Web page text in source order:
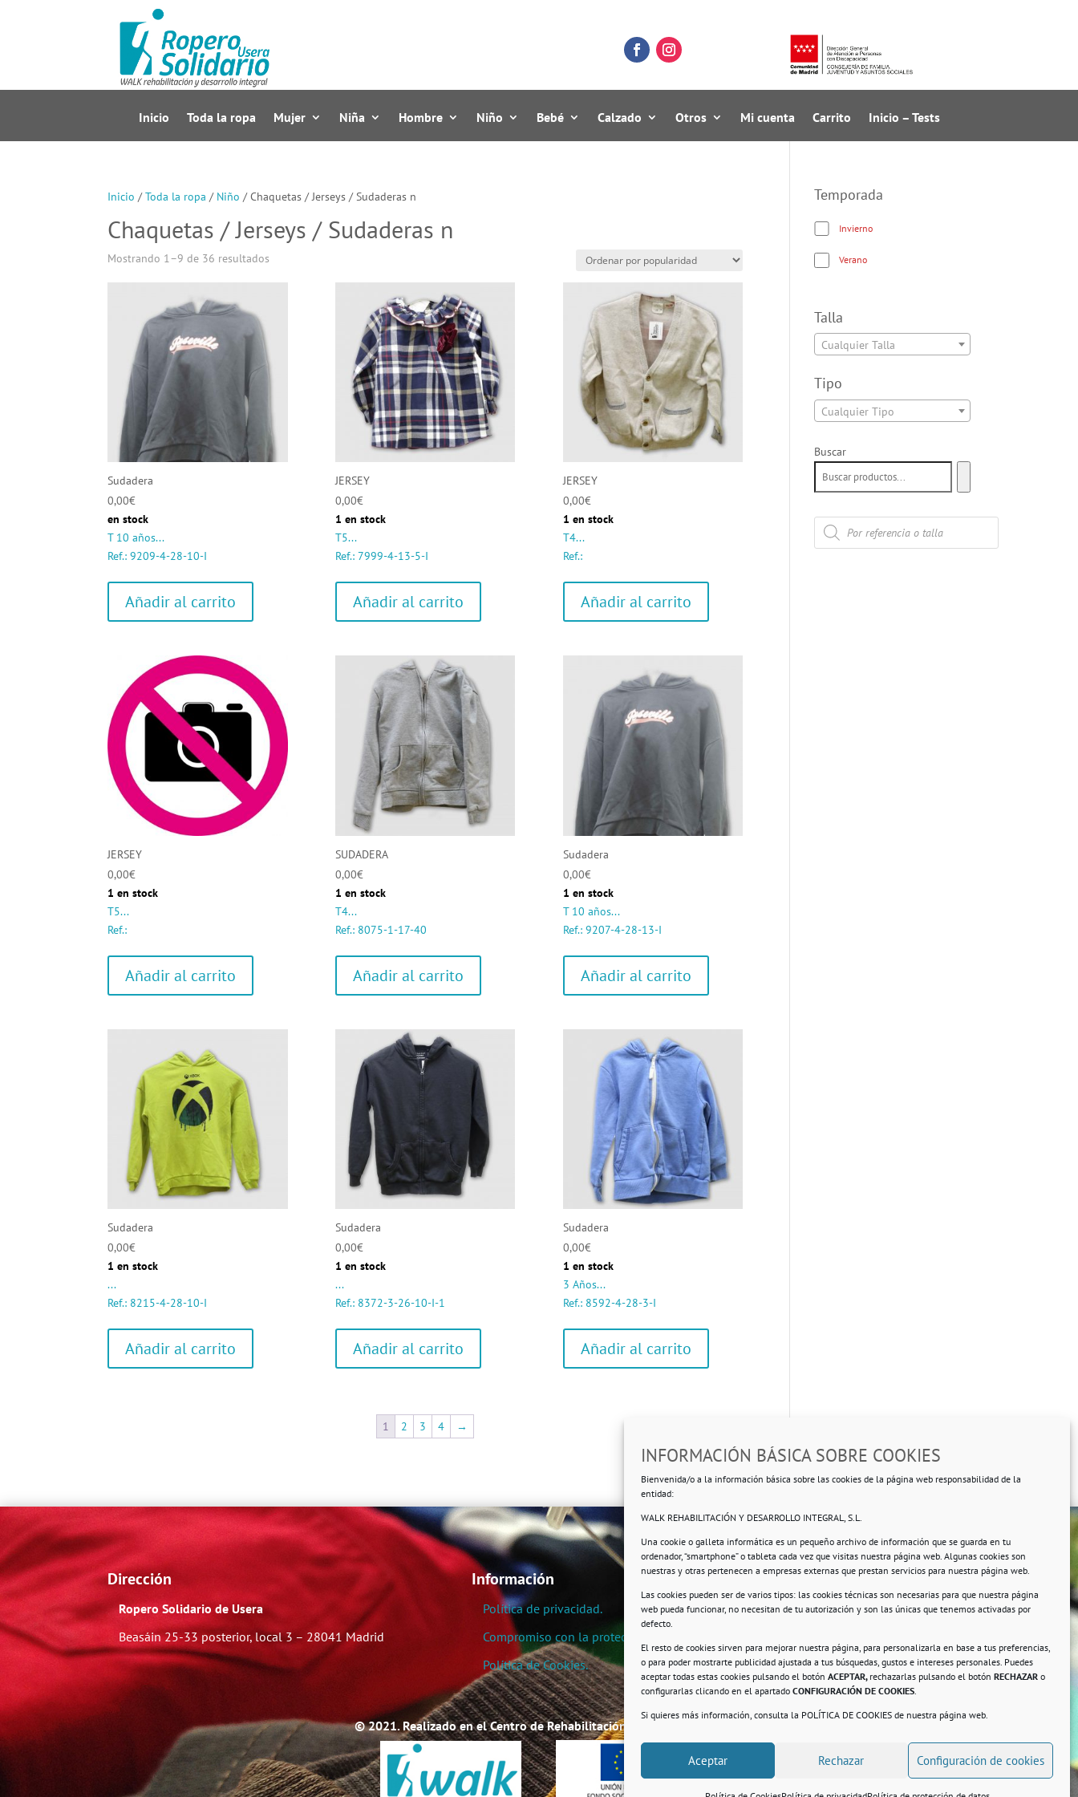
INFORMACIÓN BÁSICA SOBRE COOKIES
Bienvenida/o a la información básica sobre las cookies de la página web responsabilidad de la
entidad:
WALK REHABILITACIÓN Y DESARROLLO INTEGRAL, S.L.
Una cookie o galleta informática es un pequeño archivo de información que se guarda en tu
ordenador, “smartphone” o tableta cada vez que visitas nuestra página web. Algunas cookies son
nuestras y otras pertenecen a empresas externas que prestan servicios para nuestra página web.
Las cookies pueden ser de varios tipos: las cookies técnicas son necesarias para que nuestra página
web pueda funcionar, no necesitan de tu autorización y son las únicas que tenemos activadas por
defecto.
El resto de cookies sirven para mejorar nuestra página, para personalizarla en base a tus preferencias,
o para poder mostrarte publicidad ajustada a tus búsquedas, gustos e intereses personales. Puedes
aceptar todas estas cookies pulsando el botón ACEPTAR, rechazarlas pulsando el botón RECHAZAR o
configurarlas clicando en el apartado CONFIGURACIÓN DE COOKIES.
Si quieres más información, consulta la POLÍTICA DE COOKIES de nuestra página web.
Aceptar Rechazar Configuración de cookies
Inicio Toda la ropa Mujer Niña Hombre Niño Bebé Calzado Otros Mi cuenta Carrito Inicio – Tests
Inicio /Toda la ropa / Niño / Chaquetas / Jerseys / Sudaderas n
Chaquetas / Jerseys / Sudaderas n
Mostrando 1–9 de 36 resultados
Sudadera
0,00€
en stock
T 10 años...
Ref.: 9209-4-28-10-I
Añadir al carrito
JERSEY
0,00€
1 en stock
T5...
Ref.: 7999-4-13-5-I
Añadir al carrito
JERSEY
0,00€
1 en stock
T4...
Ref.:
Añadir al carrito
JERSEY
0,00€
1 en stock
T5...
Ref.:
Añadir al carrito
SUDADERA
0,00€
1 en stock
T4...
Ref.: 8075-1-17-40
Añadir al carrito
Sudadera
0,00€
1 en stock
T 10 años...
Ref.: 9207-4-28-13-I
Añadir al carrito
Sudadera
0,00€
1 en stock
...
Ref.: 8215-4-28-10-I
Añadir al carrito
Sudadera
0,00€
1 en stock
...
Ref.: 8372-3-26-10-I-1
Añadir al carrito
Sudadera
0,00€
1 en stock
3 Años...
Ref.: 8592-4-28-3-I
Añadir al carrito
1 2 3 4 →
Temporada
Invierno
Verano
Talla
Cualquier Talla
Tipo
Cualquier Tipo
Buscar
Búsqueda
de
productos
Dirección
Ropero Solidario de Usera
Beasáin 25-33 posterior, local 3 – 28041 Madrid
Información
Política de privacidad.
Compromiso con la protección de datos personales.
Política de Cookies.
© 2021. Realizado en el Centro de Rehabilitación Laboral de Usera